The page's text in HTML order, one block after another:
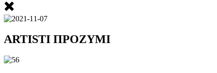
ARTISTI ΠΡΟΖΥΜΙ